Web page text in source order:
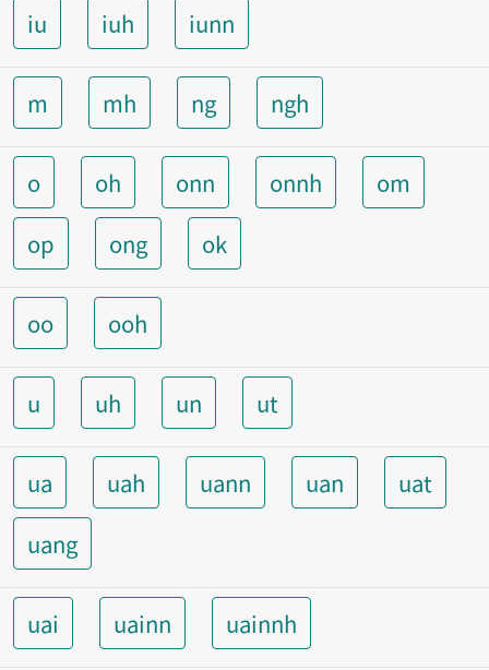
iu iuh iunn
m mh ng ngh
o oh onn onnh
om
op
ong ok
oo ooh
u uh un ut
ua uah uann uan
uat
uang
uai uainn uainnh